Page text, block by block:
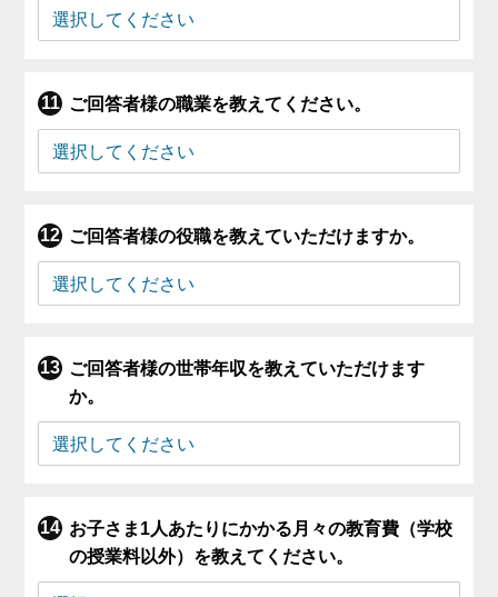
ご回答者様の職業を教えてください。
ご回答者様の役職を教えていただけますか。
ご回答者様の世帯年収を教えていただけます
か。
お子さま1人あたりにかかる月々の教育費（学校
の授業料以外）を教えてください。